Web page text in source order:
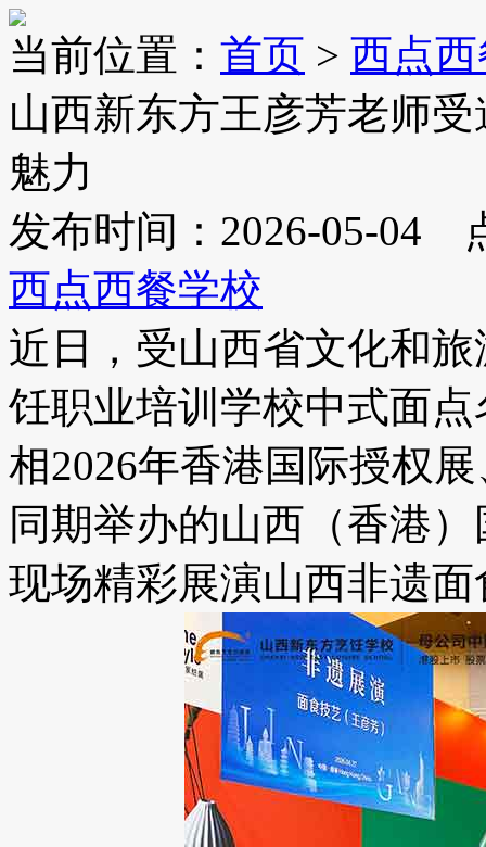
当前位置： 首页 > 西点
山西新东方王彦芳老师
魅力
发布时间：2026-05-04
西点西餐学校
近日，受山西省文化和
饪职业培训学校中式面
相2026年香港国际授权
同期举办的山西（香港
现场精彩展演山西非遗